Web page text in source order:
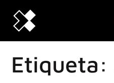
Etiqueta: